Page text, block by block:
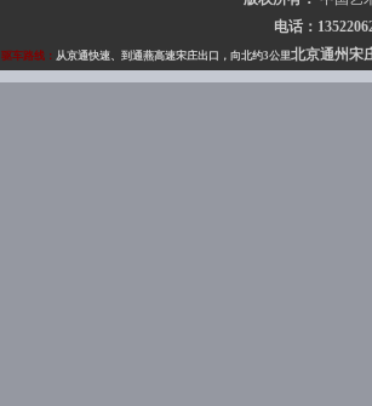
电话：
驱车路线： 从京通快速、到通燕高速宋庄出口，向北约3公里北京通州宋